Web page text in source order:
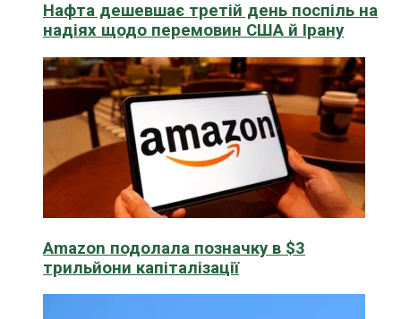
Нафта дешевшає третій день поспіль на
надіях щодо перемовин США й Ірану
Amazon подолала позначку в $3
трильйони капіталізації